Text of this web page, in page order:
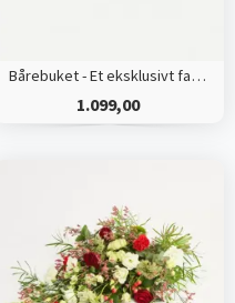
Bårebuket - Et eksklusivt farvel
1.099,00